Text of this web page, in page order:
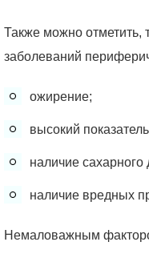
Также можно отметить,
заболеваний
ожирение;
высокий
наличие сахарного
наличие вредных
Немаловажным